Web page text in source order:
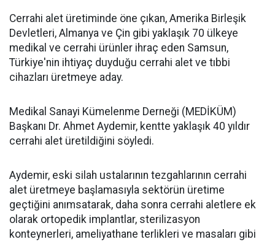
Cerrahi alet üretiminde öne çıkan, Amerika Birleşik
Devletleri, Almanya ve Çin gibi yaklaşık 70 ülkeye
medikal ve cerrahi ürünler ihraç eden Samsun,
Türkiye'nin ihtiyaç duyduğu cerrahi alet ve tıbbi
cihazları üretmeye aday.
Medikal Sanayi Kümelenme Derneği (MEDİKÜM)
Başkanı Dr. Ahmet Aydemir, kentte yaklaşık 40 yıldır
cerrahi alet üretildiğini söyledi.
Aydemir, eski silah ustalarının tezgahlarının cerrahi
alet üretmeye başlamasıyla sektörün üretime
geçtiğini anımsatarak, daha sonra cerrahi aletlere ek
olarak ortopedik implantlar, sterilizasyon
konteynerleri, ameliyathane terlikleri ve masaları gibi